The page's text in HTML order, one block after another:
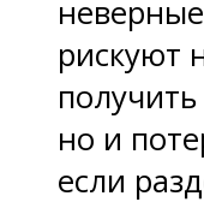
рискуют
но и
если